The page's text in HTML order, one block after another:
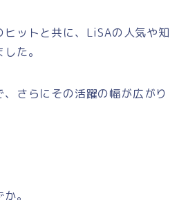
ヒットと共に、LiSAの人気や知
た。
さらにその活躍の幅が広がり
。